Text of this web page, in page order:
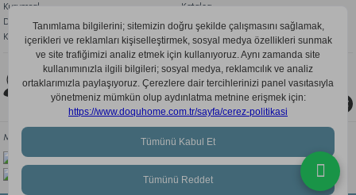
Kurumsal
Katalog
Doqu Blog
Çerez Politikası
KVKK Aydınlatma Metni
Bizi Takip Edin
0850 205 03 35
Mobil Uygulamayı İndir, Fırsatları Kaçırma!